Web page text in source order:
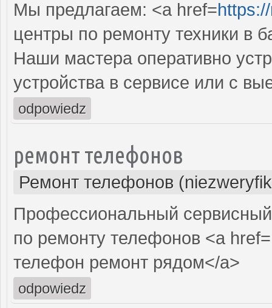
Мы предлагаем: <a href=
центры по ремонту техники в
Наши мастера оперативно
устройства в сервисе или с
odpowiedz
ремонт телефонов
Ремонт телефонов
Профессиональный
по ремонту телефонов <a href=
телефон ремонт рядом</a>
odpowiedz